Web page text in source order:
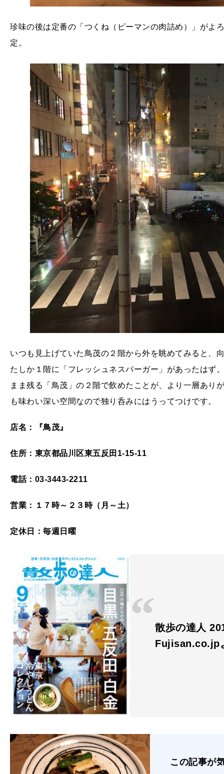
珍味の後は定番の「つくね（ピーマンの肉詰め）」がよ
定。
いつも見上げていた鳥茂の２階から外を眺めてみると
たしか１階に「フレッシュネスバーガー」があったはず
まま残る「鳥茂」の２階で飲めたことが、より一層あり
も味わい深い空間なので独り呑みにはうってつけです。
店名：『鳥茂』
住所：東京都品川区東五反田1-15-11
電話：03-3443-2211
営業：１７時～２３時（月～土）
定休日：毎週日曜
散歩の達人
Fujisan.co.jp
この記事が